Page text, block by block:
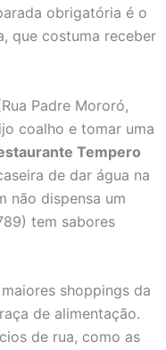
obrigatória é o
que costuma receber
Padre Mororó,
coalho e tomar uma
Tempero
de dar água na
não dispensa um
tem sabores
shoppings da
de alimentação.
de rua, como as